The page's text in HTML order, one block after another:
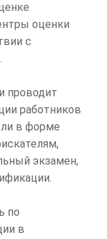
оценки
с
проводит
работников
в форме
экзамен,
по
в